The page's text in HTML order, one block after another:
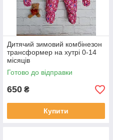
Дитячий зимовий комбінезон
трансформер на хутрі 0-14
місяців
Готово до відправки
650 ₴
Купити